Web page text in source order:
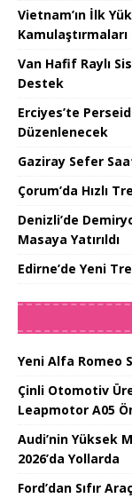
Vietnam’ın İlk
Kamulaştırmaları
Van Hafif Raylı
Destek
Erciyes’te
Düzenlenecek
Gaziray Sefer
Çorum’da Hızlı
Denizli’de
Masaya Yatırıldı
Edirne’de Yeni
Yeni Alfa Romeo
Çinli Otomotiv
Leapmotor A05
Audi’nin Yüksek
2026’da Yollarda
Ford’dan Sıfır